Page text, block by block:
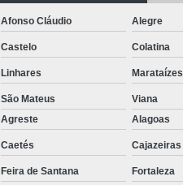
Afonso Cláudio Alegre
Castelo Colatina
Linhares Marataízes
São Mateus Viana
Agreste
Alagoas
Caetés Cajazeiras
Feira de Santana Fortaleza